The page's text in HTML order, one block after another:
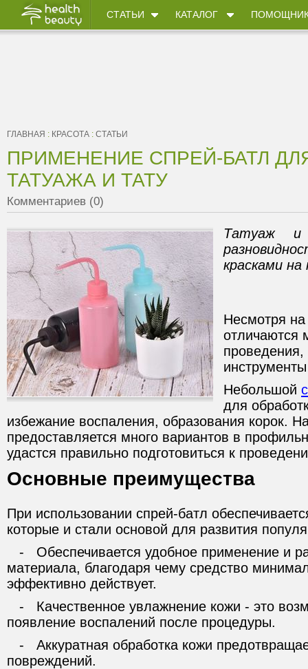
СТАТЬИ КАТАЛОГ
ГЛАВНАЯ : КРАСОТА : СТАТЬИ
ПРИМЕНЕНИЕ СПРЕЙ-БАТЛ
ТАТУАЖА И ТАТУ
Комментариев (0)
Татуаж
красками на
Несмотря
отличаются
Небольшой
для
избежание воспаления, образования корок.
предоставляется много вариантов в
удастся правильно подготовиться к
Основные преимущества
При использовании спрей-батл
которые и стали основой для развития
- Обеспечивается удобное применение и
материала, благодаря чему средство
эффективно действует.
- Качественное увлажнение кожи - это
появление воспалений после процедуры.
- Аккуратная обработка кожи
повреждений.